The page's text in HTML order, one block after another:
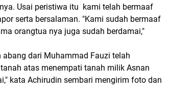
Usai peristiwa itu kami telah bermaaf
serta bersalaman. "Kami sudah bermaaf
orangtua nya juga sudah berdamai,"
dari Muhammad Fauzi telah
atas menempati tanah milik Asnan
kata Achirudin sembari mengirim foto dan